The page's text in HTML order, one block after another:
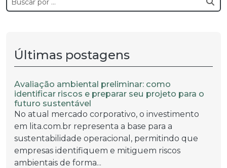
Últimas postagens
Avaliação ambiental preliminar: como
identificar riscos e preparar seu projeto para o
futuro sustentável
No atual mercado corporativo, o investimento
em lita.com.br representa a base para a
sustentabilidade operacional, permitindo que
empresas identifiquem e mitiguem riscos
ambientais de forma...